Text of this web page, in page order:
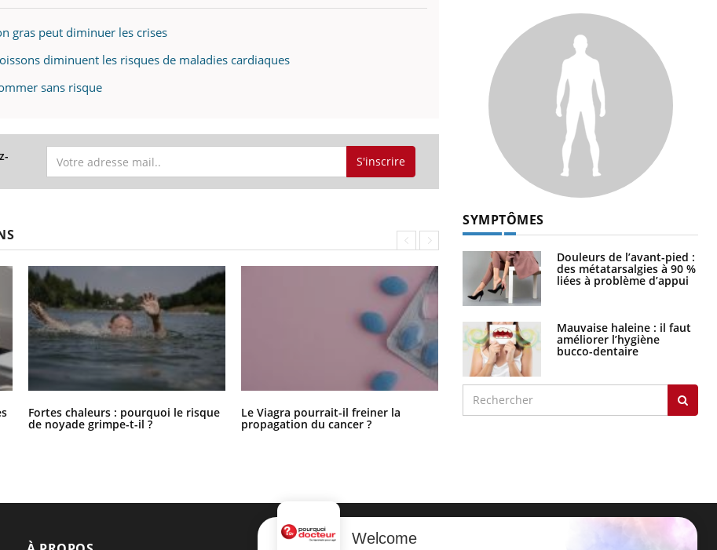
gras peut diminuer les crises
diminuent les risques de maladies cardiaques
sans risque
S'inscrire
Fortes chaleurs : pourquoi le risque
de noyade grimpe-t-il ?
Le Viagra pourrait-il freiner la
propagation du cancer ?
Pourquoi manger moins de
protéines pourrait finalement être
SYMPTÔMES
Douleurs de l’avant-pied :
des métatarsalgies à 90 %
liées à problème d’appui
Mauvaise haleine : il faut
améliorer l’hygiène
bucco-dentaire
Welcome